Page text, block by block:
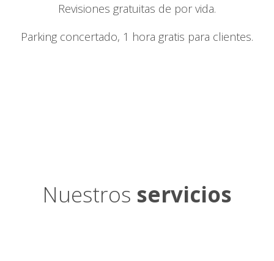
Revisiones gratuitas de por vida.
Parking concertado, 1 hora gratis para clientes.
Nuestros servicios